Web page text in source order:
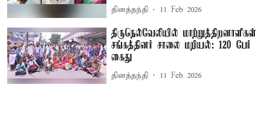
தினத்தந்தி 11 Feb 2026
திருநெல்வேலியில் மாற்றுத்திறனாளிகள்
சங்கத்தினர் சாலை மறியல்: 120 பேர்
கைது
தினத்தந்தி 11 Feb 2026